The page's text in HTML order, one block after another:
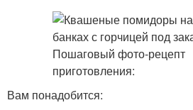
Вам понадобится: